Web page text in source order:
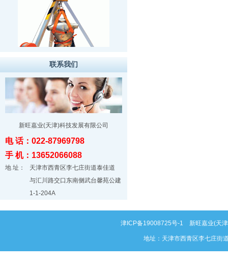
联系我们
新旺嘉业(天津)科技发展有限公司
电 话：022-87969798
手 机：13652066088
地 址：
天津市西青区李七庄街道泰佳道
与汇川路交口东南侧武台馨苑公建
1-1-204A
津ICP备19008725号-1 新旺嘉业(天
地址：天津市西青区李七庄街